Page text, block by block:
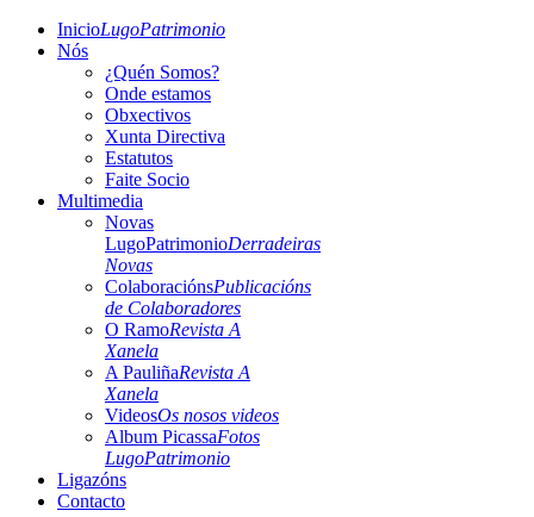
InicioLugoPatrimonio
Nós
¿Quén Somos?
Onde estamos
Obxectivos
Xunta Directiva
Estatutos
Faite Socio
Multimedia
Novas
LugoPatrimonioDerradeiras
Novas
ColaboraciónsPublicacións
de Colaboradores
O RamoRevista A
Xanela
A PauliñaRevista A
Xanela
VideosOs nosos videos
Album PicassaFotos
LugoPatrimonio
Ligazóns
Contacto